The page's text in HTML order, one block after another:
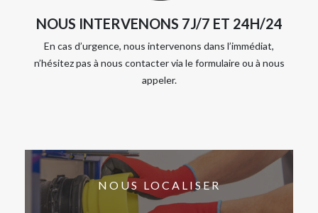
NOUS INTERVENONS 7J/7 ET 24H/24
En cas d’urgence, nous intervenons dans l’immédiat,
n’hésitez pas à nous contacter via le formulaire ou à nous
appeler.
NOUS LOCALISER